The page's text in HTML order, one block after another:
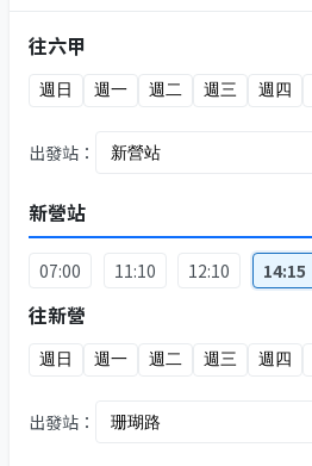
往六甲
週日 週一 週二 週三 週四
出發站：
新營站
07:00 11:10 12:10 14:15
往新營
週日 週一 週二 週三 週四
出發站：